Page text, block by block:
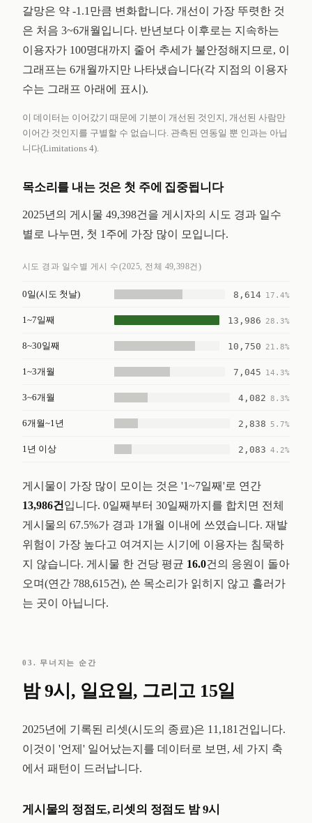
갈망은 약 -1.1만큼 변화합니다. 개선이 가장 뚜렷한 것
은 처음 3~6개월입니다. 반년보다 이후로는 지속하는
이용자가 100명대까지 줄어 추세가 불안정해지므로, 이
그래프는 6개월까지만 나타냈습니다(각 지점의 이용자
수는 그래프 아래에 표시).
이 데이터는 이어갔기 때문에 기분이 개선된 것인지, 개선된 사람만
이어간 것인지를 구별할 수 없습니다. 관측된 연동일 뿐 인과는 아닙
니다(Limitations 4).
목소리를 내는 것은 첫 주에 집중됩니다
2025년의 게시물 49,398건을 게시자의 시도 경과 일수
별로 나누면, 첫 1주에 가장 많이 모입니다.
시도 경과 일수별 게시 수(2025, 전체 49,398건)
0일(시도 첫날) 8,614 17.4%
1~7일째 13,986 28.3%
8~30일째 10,750 21.8%
1~3개월 7,045 14.3%
3~6개월 4,082 8.3%
6개월~1년 2,838 5.7%
1년 이상 2,083 4.2%
게시물이 가장 많이 모이는 것은 '1~7일째'로 연간
13,986건 입니다. 0일째부터 30일째까지를 합치면 전체
게시물의 67.5%가 경과 1개월 이내에 쓰였습니다. 재발
위험이 가장 높다고 여겨지는 시기에 이용자는 침묵하
지 않습니다. 게시물 한 건당 평균 16.0건의 응원이 돌아
오며(연간 788,615건), 쓴 목소리가 읽히지 않고 흘러가
는 곳이 아닙니다.
03. 무너지는 순간
밤 9시, 일요일, 그리고 15일
2025년에 기록된 리셋(시도의 종료)은 11,181건입니다.
이것이 '언제' 일어났는지를 데이터로 보면, 세 가지 축
에서 패턴이 드러납니다.
게시물의 정점도, 리셋의 정점도 밤 9시